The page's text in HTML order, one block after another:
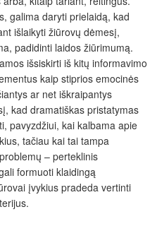
galima daryti prielaidą, kad
išlaikyti žiūrovų dėmesį,
padidinti laidos žiūrimumą.
išsiskirti iš kitų informavimo
kaip stiprios emocinės
ar net iškraipantys
kad dramatiškas pristatymas
pavyzdžiui, kai kalbama apie
tačiau kai tai tampa
– perteklinis
formuoti klaidingą
įvykius pradeda vertinti